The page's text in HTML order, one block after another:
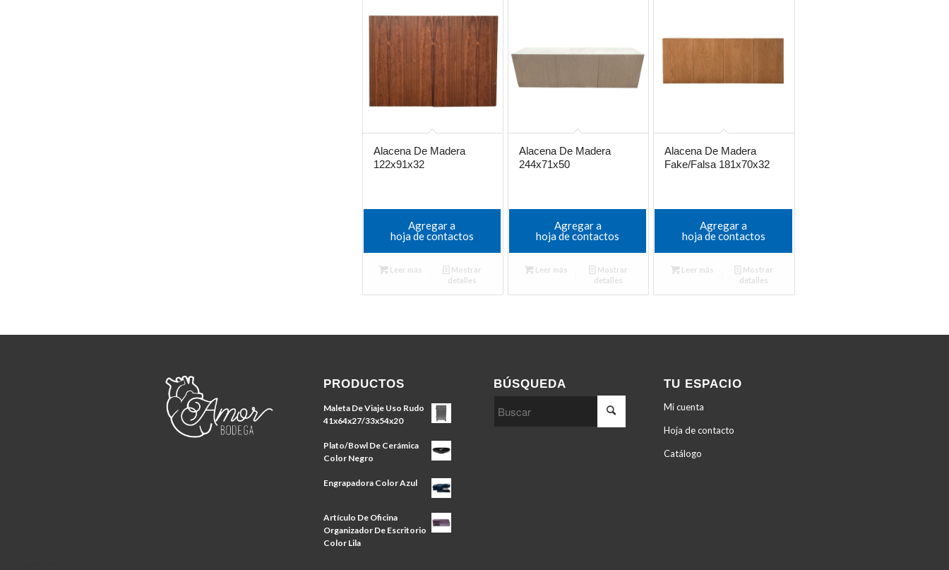
Alacena De Madera
122x91x32
Agregar a
hoja de contactos
Leer más
Mostrar
detalles
Alacena De Madera
244x71x50
Agregar a
hoja de contactos
Leer más
Mostrar
detalles
Alacena De Madera
Fake/Falsa 181x70x32
Agregar a
hoja de contactos
Leer más
Mostrar
detalles
PRODUCTOS
Maleta De Viaje Uso Rudo
41x64x27/33x54x20
Plato/Bowl De Cerámica
Color Negro
Engrapadora Color Azul
Artículo De Oficina
Organizador De Escritorio
Color Lila
BÚSQUEDA TU ESPACIO
Mi cuenta
Hoja de contacto
Catálogo